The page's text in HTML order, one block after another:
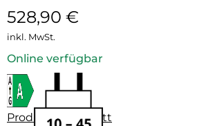
528,90 €
inkl. MwSt.
Online verfügbar
Produktdatenblatt